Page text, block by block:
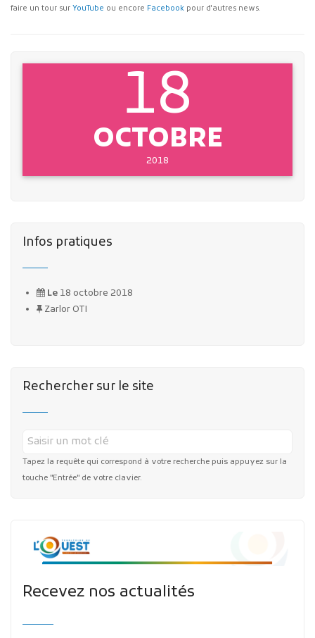
faire un tour sur YouTube ou encore Facebook pour d'autres news.
18
OCTOBRE
2018
Infos pratiques
Le18 octobre 2018
Zarlor OTI
Rechercher sur le site
Tapez la requête qui correspond à votre recherche puis appuyez sur la
touche "Entrée" de votre clavier.
Recevez nos actualités